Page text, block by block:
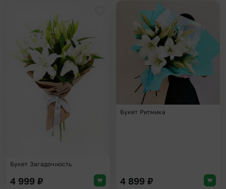
Добавить в избранное
Букет Загадочность
4 999 ₽
Букет Ритмика
4 899 ₽